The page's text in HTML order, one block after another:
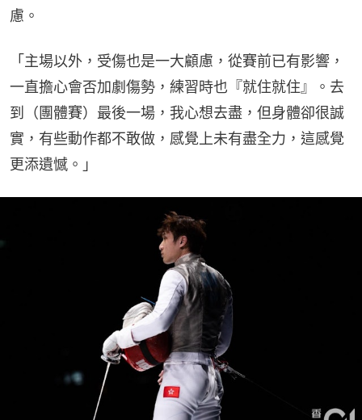
慮。
「主場以外，受傷也是一大顧慮，從賽前已有影響，
一直擔心會否加劇傷勢，練習時也『就住就住』。去
到（團體賽）最後一場，我心想去盡，但身體卻很誠
實，有些動作都不敢做，感覺上未有盡全力，這感覺
更添遺憾。」